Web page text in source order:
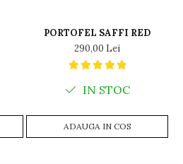
PORTOFEL SAFFI RED
290,00 Lei
IN STOC
ADAUGA IN COS